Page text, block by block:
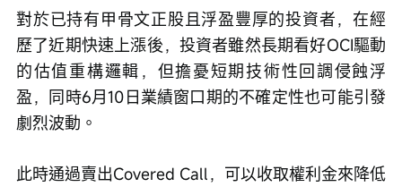
對於已持有甲骨文正股且浮盈豐厚的投資者，在經
歷了近期快速上漲後，投資者雖然長期看好OCI驅動
的估值重構邏輯，但擔憂短期技術性回調侵蝕浮
盈，同時6月10日業績窗口期的不確定性也可能引發
劇烈波動。
此時通過賣出Covered Call，可以收取權利金來降低